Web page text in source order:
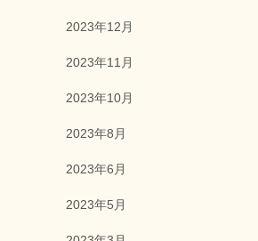
2023年12月
2023年11月
2023年10月
2023年8月
2023年6月
2023年5月